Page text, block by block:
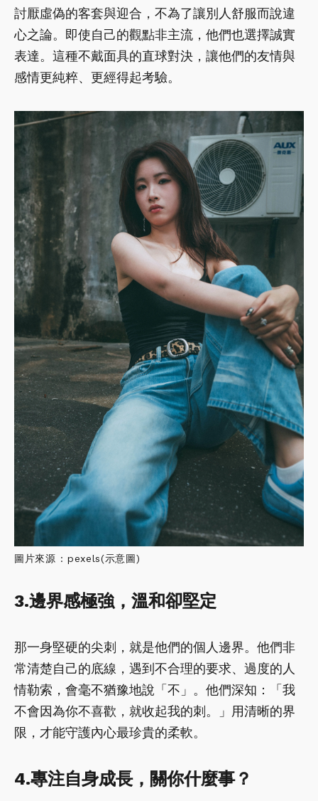
討厭虛偽的客套與迎合，不為了讓別人舒服而說違
心之論。即使自己的觀點非主流，他們也選擇誠實
表達。這種不戴面具的直球對決，讓他們的友情與
感情更純粹、更經得起考驗。
圖片來源 : pexels(示意圖)
3.邊界感極強，溫和卻堅定
那一身堅硬的尖刺，就是他們的個人邊界。他們非
常清楚自己的底線，遇到不合理的要求、過度的人
情勒索，會毫不猶豫地說「不」。他們深知：「我
不會因為你不喜歡，就收起我的刺。」用清晰的界
限，才能守護內心最珍貴的柔軟。
4.專注自身成長，關你什麼事？